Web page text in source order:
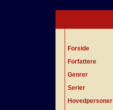
Forside
Forfattere
Genrer
Serier
Hovedpersoner